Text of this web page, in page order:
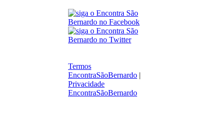
Termos
EncontraSãoBernardo |
Privacidade
EncontraSãoBernardo